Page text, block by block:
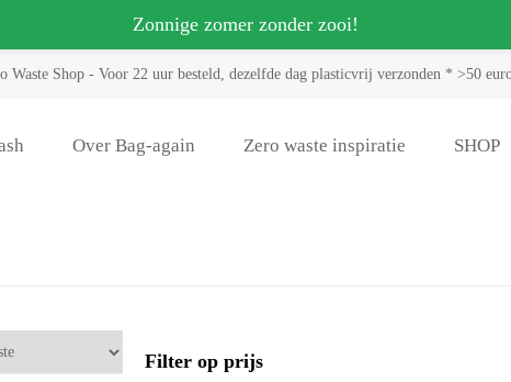
Waste Shop - Voor 22 uur besteld, dezelfde dag plasticvrij verzonden * >50
Over Bag-again Zero waste inspiratie SHOP
Filter op prijs
Zonnige zomer zonder zooi!